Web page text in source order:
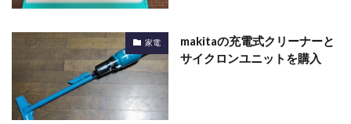
家電
makitaの充電式クリーナーと
サイクロンユニットを購入